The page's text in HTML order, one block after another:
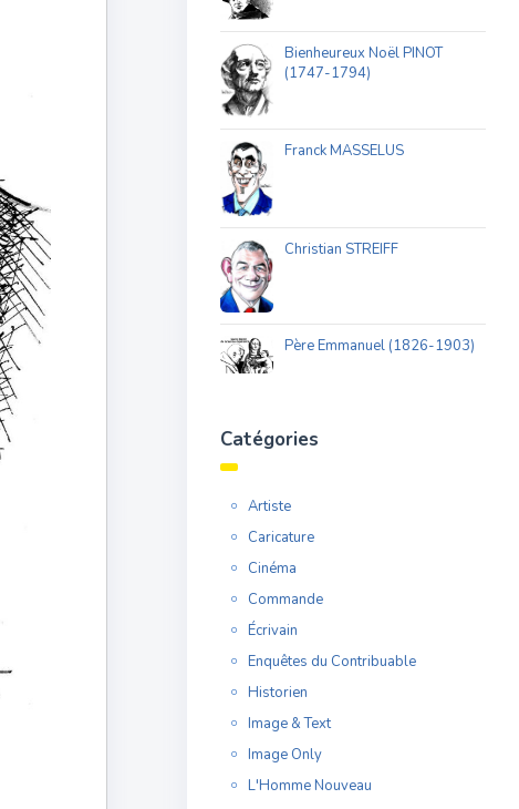
Bienheureux Noël PINOT
(1747-1794)
Franck MASSELUS
Christian STREIFF
Père Emmanuel (1826-1903)
Catégories
Artiste
Caricature
Cinéma
Commande
Écrivain
Enquêtes du Contribuable
Historien
Image & Text
Image Only
L'Homme Nouveau